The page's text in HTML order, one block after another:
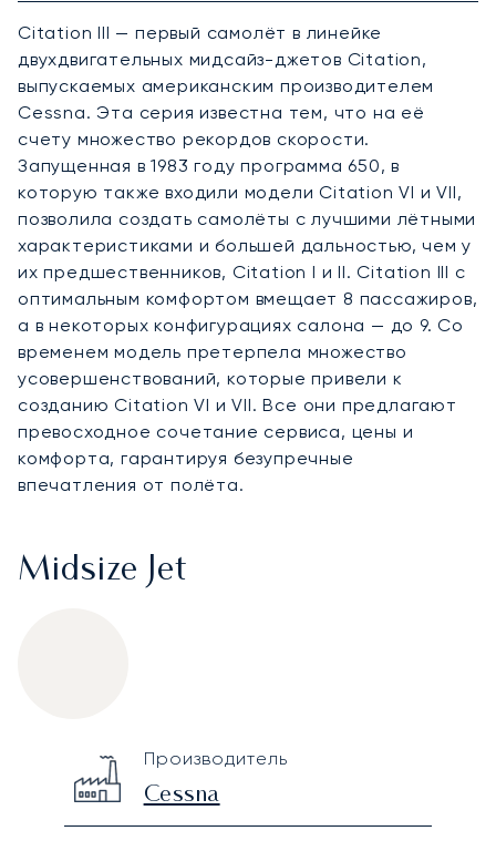
Citation III — первый самолёт в линейке
двухдвигательных мидсайз-джетов Citation,
выпускаемых американским производителем
Cessna. Эта серия известна тем, что на её
счету множество рекордов скорости.
Запущенная в 1983 году программа 650, в
которую также входили модели Citation VI и VII,
позволила создать самолёты с лучшими лётными
характеристиками и большей дальностью, чем у
их предшественников, Citation I и II. Citation III с
оптимальным комфортом вмещает 8 пассажиров,
а в некоторых конфигурациях салона — до 9. Со
временем модель претерпела множество
усовершенствований, которые привели к
созданию Citation VI и VII. Все они предлагают
превосходное сочетание сервиса, цены и
комфорта, гарантируя безупречные
впечатления от полёта.
Midsize Jet
Technical specifications
Производитель
Cessna